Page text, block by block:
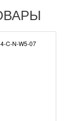
C-N-W5-07